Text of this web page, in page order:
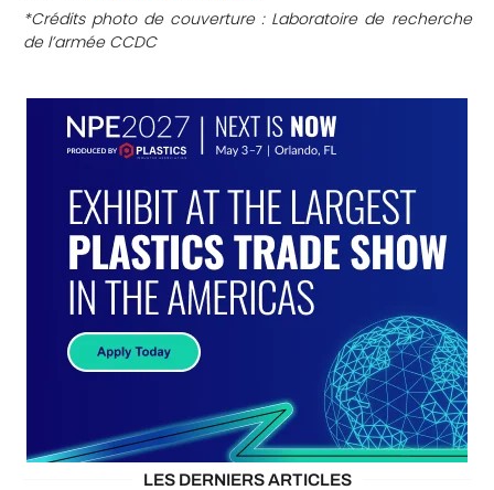
*Crédits photo de couverture : Laboratoire de recherche
de l’armée CCDC
LES DERNIERS ARTICLES